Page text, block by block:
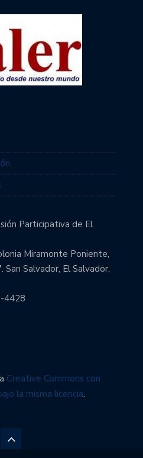
Participativa de El
Miramonte Poniente,
San Salvador, El Salvador.
4428
Creative Commons con
la misma licencia.